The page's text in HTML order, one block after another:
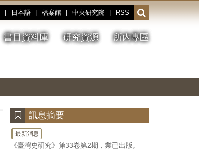
日本語 檔案館 中央研究院 RSS
開
啟
或
收
書目資料庫 研究資源 所內專區
停、
圖
圖
結
訊息摘要
最新消息
《臺灣史研究》第33卷第2期，業已出版。